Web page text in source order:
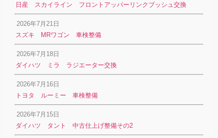
日産 スカイライン フロントアッパーリンクブッシュ交換
2026年7月21日
スズキ MRワゴン 車検整備
2026年7月18日
ダイハツ ミラ ラジエーター交換
2026年7月16日
トヨタ ルーミー 車検整備
2026年7月15日
ダイハツ タント 中古仕上げ整備その2